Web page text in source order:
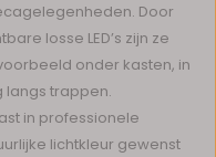
Door
losse LED’s zijn ze
onder kasten, in
langs trappen.
in professionele
lichtkleur gewenst